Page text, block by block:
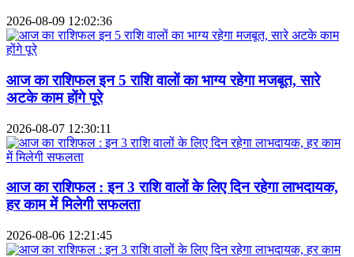
2026-08-09 12:02:36
आज का राशिफल इन 5 राशि वालों का भाग्य रहेगा मजबूत, सारे
अटके काम होंगे पूरे
2026-08-07 12:30:11
आज का राशिफल : इन 3 राशि वालों के लिए दिन रहेगा लाभदायक,
हर काम में मिलेगी सफलता
2026-08-06 12:21:45